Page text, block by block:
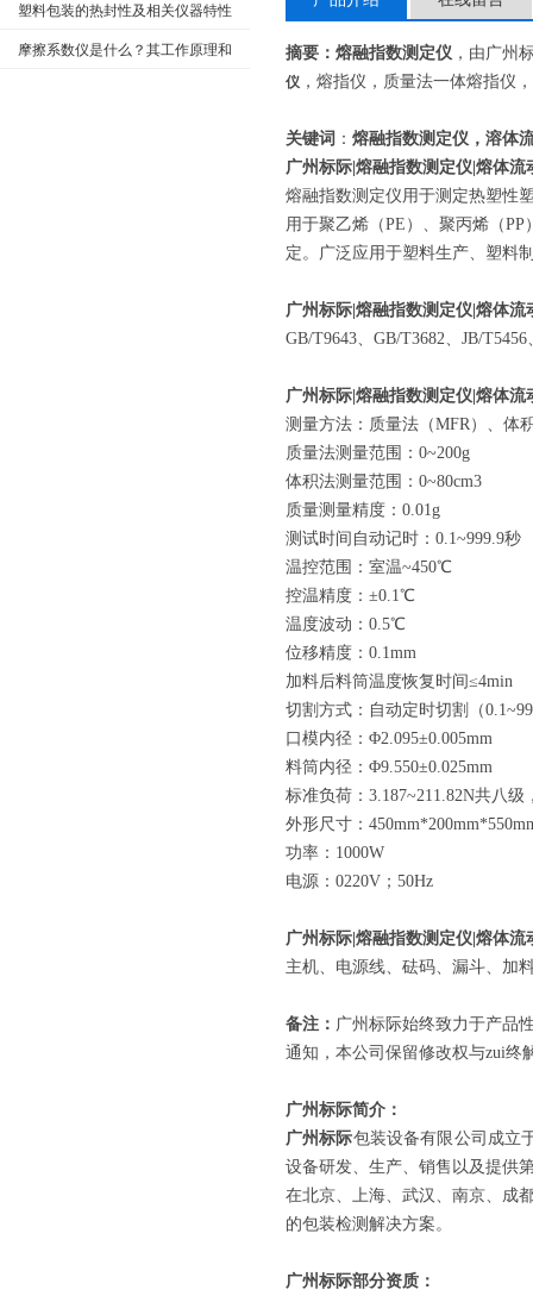
工艺塑料包装的热封性及相关仪器特性
概述摩擦系数仪是什么？其工作原理和 摘要： 熔融指数测定仪 ，由广州
仪 ，熔指仪，质量法一体熔指仪
关键词 ： 熔融指数测定仪 ， 溶体
广州标际| 熔融指数测定仪 |熔体流
熔融指数测定仪用于测定热塑性
用于聚乙烯（PE）、聚丙烯（
定。广泛应用于塑料生产、塑料
广州标际| 熔融指数测定仪 |熔体流
GB/T9643、GB/T3682、JB/T5456
广州标际| 熔融指数测定仪 |熔体流
测量方法：质量法（MFR）、体
质量法测量范围：0~200g
体积法测量范围：0~80cm3
质量测量精度：0.01g
测试时间自动记时：0.1~999.9秒
温控范围：室温~450℃
控温精度：±0.1℃
温度波动：0.5℃
位移精度：0.1mm
加料后料筒温度恢复时间≤4min
切割方式：自动定时切割（
口模内径：Φ2.095±0.005mm
料筒内径：Φ9.550±0.025mm
标准负荷：3.187~211.82N共八级
外形尺寸：
功率：1000W
电源：0220V；50Hz
广州标际| 熔融指数测定仪 |熔体流
主机、电源线、砝码、漏斗、加
备注： 广州标际始终致力于产品
通知，本公司保留修改权与zui终
广州标际简介：
广州标际包装设备有限公司成立
设备研发、生产、销售以及提供
在北京、上海、武汉、南京、成
的包装检测解决方案。
广州标际部分资质：